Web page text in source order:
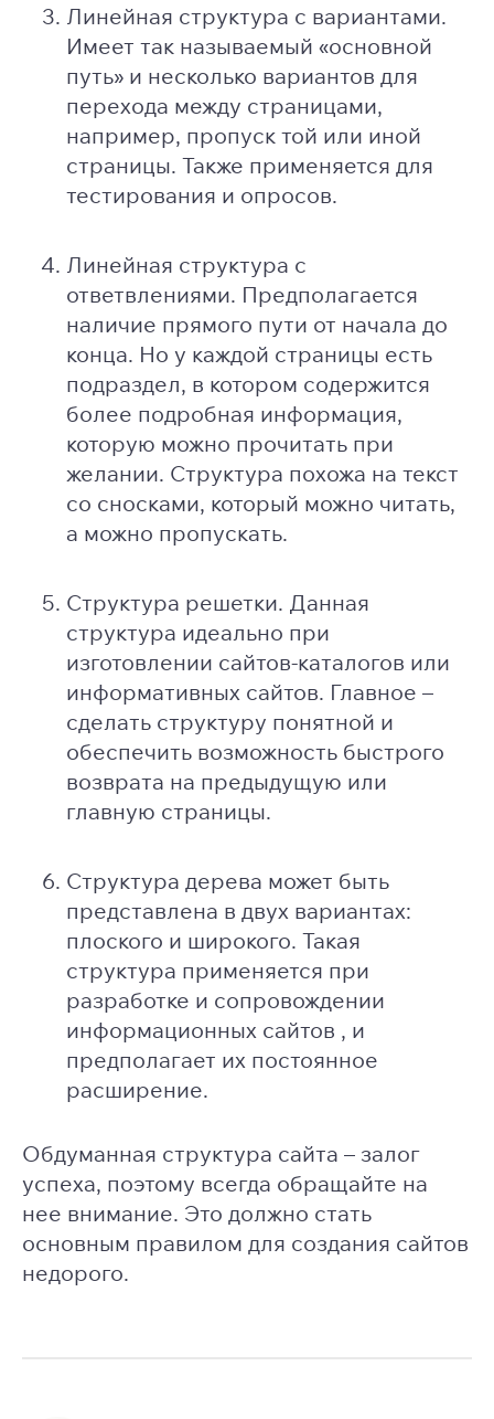
Линейная структура с вариантами.
Имеет так называемый «основной
путь» и несколько вариантов для
перехода между страницами,
например, пропуск той или иной
страницы. Также применяется для
тестирования и опросов.
Линейная структура с
ответвлениями. Предполагается
наличие прямого пути от начала до
конца. Но у каждой страницы есть
подраздел, в котором содержится
более подробная информация,
которую можно прочитать при
желании. Структура похожа на текст
со сносками, который можно читать,
а можно пропускать.
Cтруктура решетки. Данная
структура идеально при
изготовлении сайтов-каталогов или
информативных сайтов. Главное –
сделать структуру понятной и
обеспечить возможность быстрого
возврата на предыдущую или
главную страницы.
Структура дерева может быть
представлена в двух вариантах:
плоского и широкого. Такая
структура применяется при
разработке и сопровождении
информационных сайтов , и
предполагает их постоянное
расширение.
Обдуманная структура сайта – залог
успеха, поэтому всегда обращайте на
нее внимание. Это должно стать
основным правилом для создания сайтов
недорого.